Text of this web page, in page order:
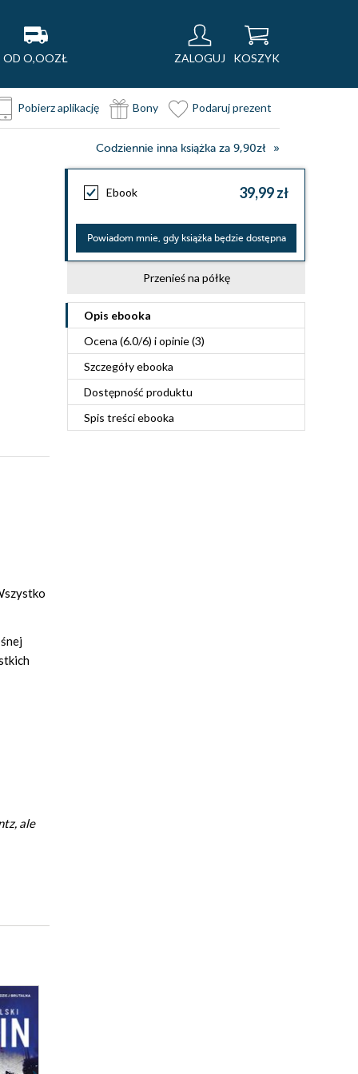
OD O,OOZŁ ZALOGUJ KOSZYK
Pobierz aplikację Bony Podaruj prezent
Codziennie inna książka za 9,90zł
Ebook 39,99 zł
Powiadom mnie, gdy książka będzie dostępna
Przenieś na półkę
Opis ebooka
Ocena (6.0/6) i opinie (3)
Szczegółyebooka
Dostępność produktu
Spis treściebooka
ale